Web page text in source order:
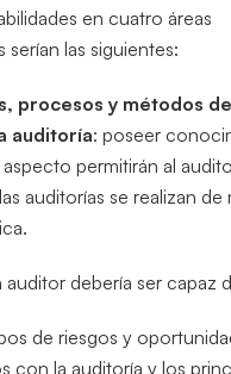
en cuatro áreas
serían las siguientes:
procesos y métodos de
auditoría: poseer
permitirán al
auditorías se realizan de
auditor debería ser capaz
de riesgos y
con la auditoría y los